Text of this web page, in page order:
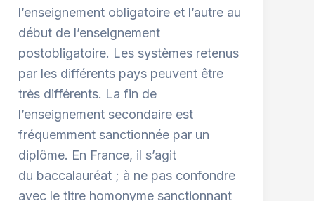
l’enseignement obligatoire et l’autre au
début de l’enseignement
postobligatoire. Les systèmes retenus
par les différents pays peuvent être
très différents. La fin de
l’enseignement secondaire est
fréquemment sanctionnée par un
diplôme. En France, il s’agit
du baccalauréat ; à ne pas confondre
avec le titre homonyme sanctionnant